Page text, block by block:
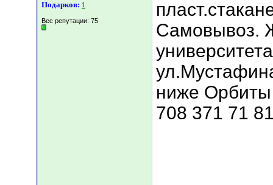
Подарков: 1
Вес репутации: 75
Самовывоз.
ниже
708 371 71